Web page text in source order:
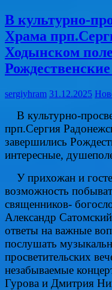
В культурно-
Храма
Ходынском
sergiyhram 31.12.2025
В культурно-
прп.Сергия
завершились
интересные,
У прихожан и
возможность
священников-
Александр
ответы на важные
послушать
просветительских
незабываемые
Гурова и Дмитрия